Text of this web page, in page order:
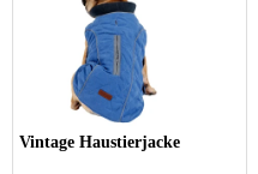
Vintage Haustierjacke